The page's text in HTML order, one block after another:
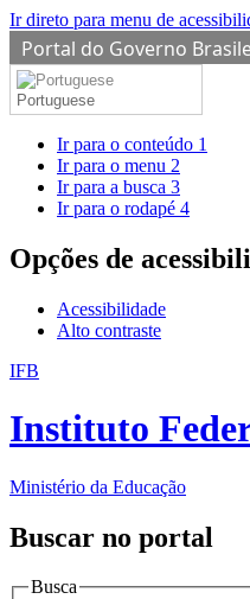
Ir direto para menu de
Portal do Governo
Portuguese
Ir para o conteúdo 1
Ir para o menu 2
Ir para a busca 3
Ir para o rodapé 4
Opções de
Acessibilidade
Alto contraste
IFB
Instituto
Ministério da Educação
Buscar no portal
Busca